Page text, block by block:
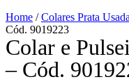
Home /Colares Prata Usada
Cód. 9019223
Colar e
– Cód.